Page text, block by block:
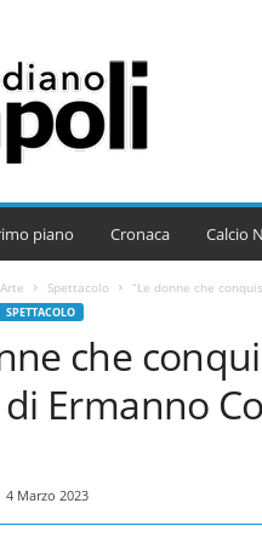
piano Cronaca Calcio
Spettacolo “Le donne che
SPETTACOLO
che
Ermanno
4 Marzo 2023